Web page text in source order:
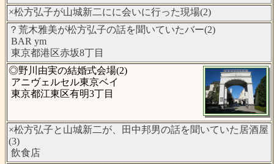
×松方弘子が山城新二にに会いに行った現場(2)
？荒木雅美が松方弘子の話を聞いていたバー(2)
BAR ym
東京都港区赤坂8丁目
◎野川由実の結婚式会場(2)
アニヴェルセル東京ベイ
東京都江東区有明3丁目
×松方弘子と山城新二が、田中邦男の話を聞いていた居酒屋
(3)
飲食店